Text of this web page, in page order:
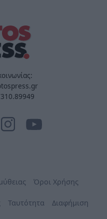
Όροι Χρήσης
Ταυτότητα Διαφήμιση